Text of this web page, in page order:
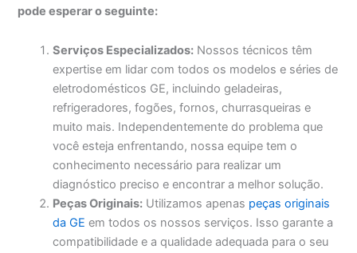
pode esperar o seguinte:
Serviços Especializados: Nossos técnicos têm
expertise em lidar com todos os modelos e séries de
eletrodomésticos GE, incluindo geladeiras,
refrigeradores, fogões, fornos, churrasqueiras e
muito mais. Independentemente do problema que
você esteja enfrentando, nossa equipe tem o
conhecimento necessário para realizar um
diagnóstico preciso e encontrar a melhor solução.
Peças Originais: Utilizamos apenas peças originais
da GE em todos os nossos serviços. Isso garante a
compatibilidade e a qualidade adequada para o seu